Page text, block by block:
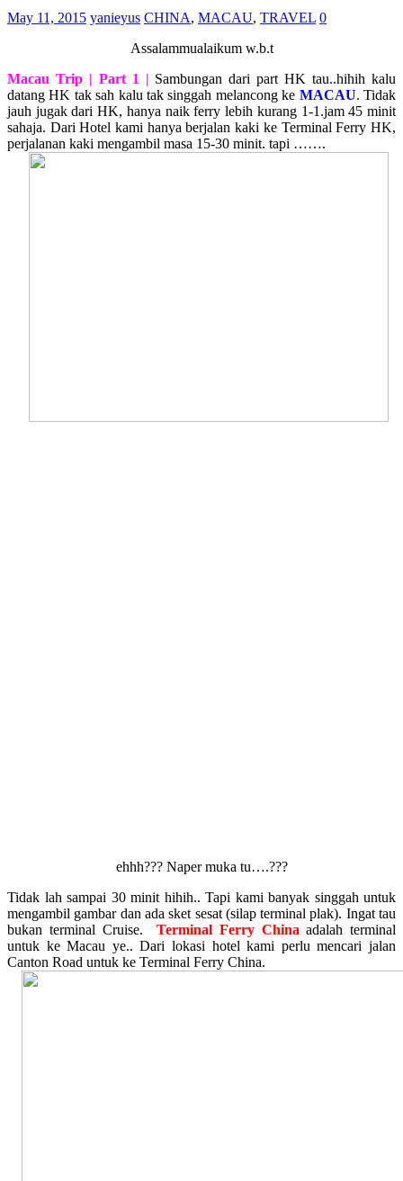
May 11, 2015 yanieyus CHINA, MACAU, TRAVEL 0
Assalammualaikum w.b.t
Macau Trip | Part 1 | Sambungan dari part HK tau..hihih kalu
datang HK tak sah kalu tak singgah melancong ke MACAU. Tidak
jauh jugak dari HK, hanya naik ferry lebih kurang 1-1.jam 45 minit
sahaja. Dari Hotel kami hanya berjalan kaki ke Terminal Ferry HK,
perjalanan kaki mengambil masa 15-30 minit. tapi …….
ehhh??? Naper muka tu….???
Tidak lah sampai 30 minit hihih.. Tapi kami banyak singgah untuk
mengambil gambar dan ada sket sesat (silap terminal plak). Ingat tau
bukan terminal Cruise. Terminal Ferry China adalah terminal
untuk ke Macau ye.. Dari lokasi hotel kami perlu mencari jalan
Canton Road untuk ke Terminal Ferry China.